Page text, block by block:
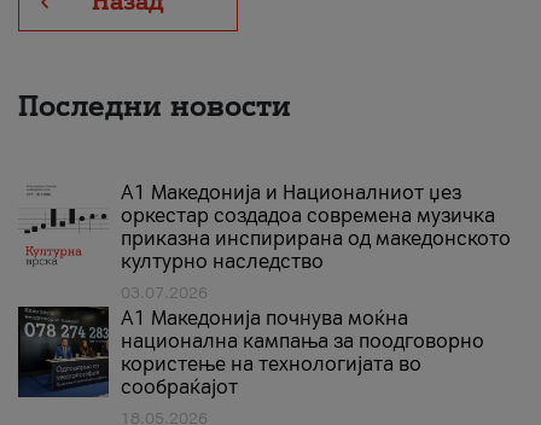
Последни новости
А1 Македонија и Националниот џез
оркестар создадоа современа музичка
приказна инспирирана од македонското
културно наследство
03.07.2026
A1 Македонија почнува моќна
национална кампања за поодговорно
користење на технологијата во
сообраќајот
18.05.2026